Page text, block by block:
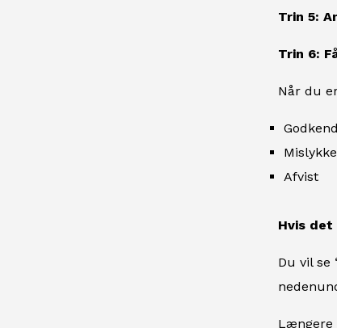
Trin 5:
Trin 6:
Når du
Afvist
Hvis
Du vil se
Længere